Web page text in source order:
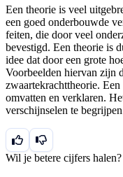
Een theorie is veel
een goed onderbouwde
feiten, die door veel
bevestigd. Een theorie is
idee dat door een grote
Voorbeelden hiervan zijn
zwaartekrachttheorie.
omvatten en verklaren.
verschijnselen te
Wil je betere cijfers halen?